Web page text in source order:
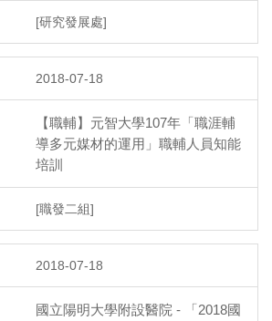
[研究發展處]
2018-07-18
【職輔】元智大學107年「職涯輔
導多元媒材的運用」職輔人員知能
培訓
[職發二組]
2018-07-18
國立陽明大學附設醫院 - 「2018國